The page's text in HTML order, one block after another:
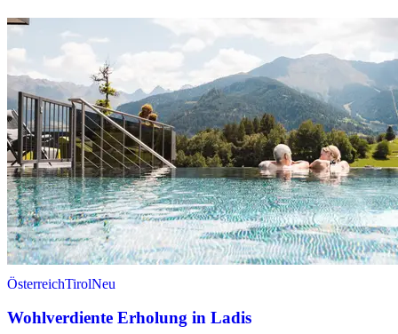
ÖsterreichTirolNeu
Wohlverdiente Erholung in Ladis